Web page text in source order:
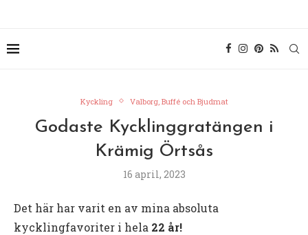
Kyckling Valborg, Buffé och Bjudmat
Godaste Kycklinggratängen i
Krämig Örtsås
16 april, 2023
Det här har varit en av mina absoluta
kycklingfavoriter i hela 22 år!